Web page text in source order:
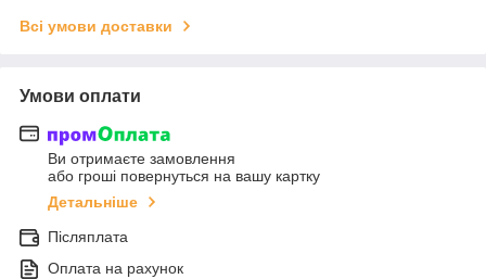
Всі умови доставки
Умови оплати
Ви отримаєте замовлення
або гроші повернуться на вашу картку
Детальніше
Післяплата
Оплата на рахунок